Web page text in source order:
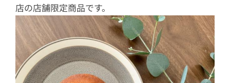
店の店舗限定商品です。